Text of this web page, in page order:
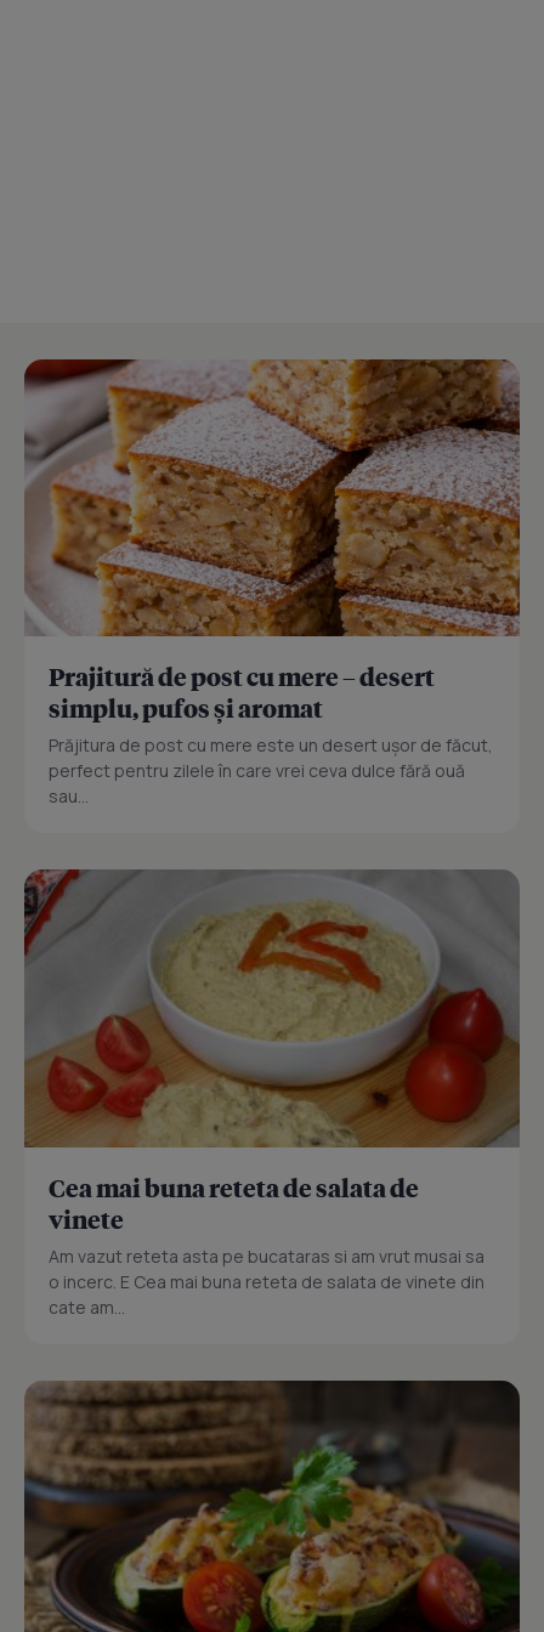
Prajitură de post cu mere – desert
simplu, pufos și aromat
Prăjitura de post cu mere este un desert ușor de făcut,
perfect pentru zilele în care vrei ceva dulce fără ouă
sau...
Cea mai buna reteta de salata de
vinete
Am vazut reteta asta pe bucataras si am vrut musai sa
o incerc. E Cea mai buna reteta de salata de vinete din
cate am...